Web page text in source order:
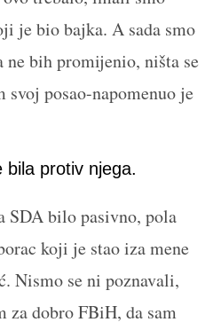
je bio bajka. A sada smo
ne bih promijenio, ništa se
svoj posao-napomenuo je
bila protiv njega.
SDA bilo pasivno, pola
koji je stao iza mene
Nismo se ni poznavali,
dobro FBiH, da sam